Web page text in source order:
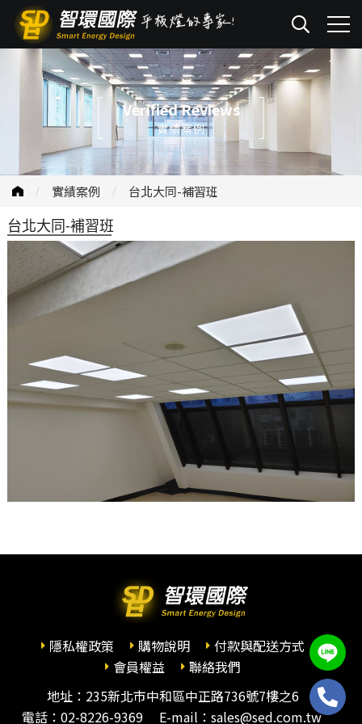
Verified Reviews
實績案例
實績案例 台北大同-補習班
台北大同-補習班
隱私權政策 購物說明
付款與配送方式
會員權益
聯絡我們
地址：235新北市中和區中正路736號7樓之6
電話： 02-8226-9369 E-mail：sales@sed.com.tw